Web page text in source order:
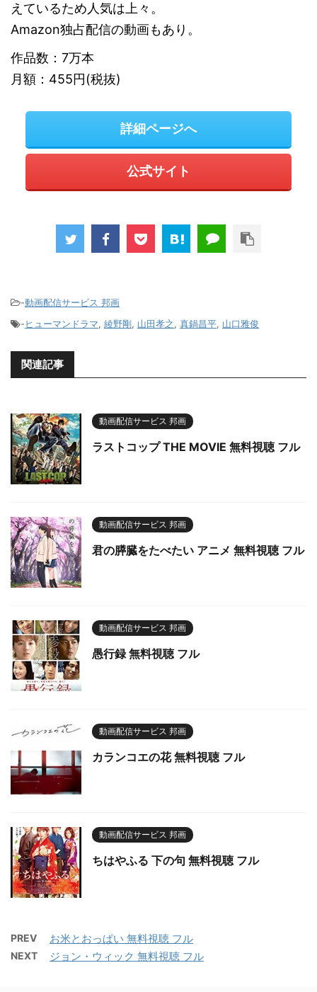
えているため人気は上々。
Amazon独占配信の動画もあり。
作品数：7万本
月額：455円(税抜)
詳細ページへ
公式サイト
-動画配信サービス 邦画
-ヒューマンドラマ, 綾野剛, 山田孝之, 真鍋昌平, 山口雅俊
関連記事
動画配信サービス 邦画
ラストコップ THE MOVIE 無料視聴 フル
動画配信サービス 邦画
君の膵臓をたべたい アニメ 無料視聴 フル
動画配信サービス 邦画
愚行録 無料視聴 フル
動画配信サービス 邦画
カランコエの花 無料視聴 フル
動画配信サービス 邦画
ちはやふる 下の句 無料視聴 フル
PREV お米とおっぱい 無料視聴 フル
NEXT ジョン・ウィック 無料視聴 フル